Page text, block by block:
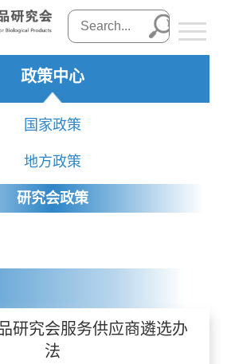
政策中心
国家政策
地方政策
研究会政策
研究会服务供应商遴选办
法